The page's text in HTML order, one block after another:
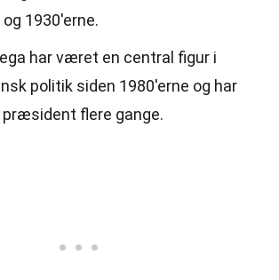
1930'erne.
har været en central figur i
politik siden 1980'erne og har
flere gange.